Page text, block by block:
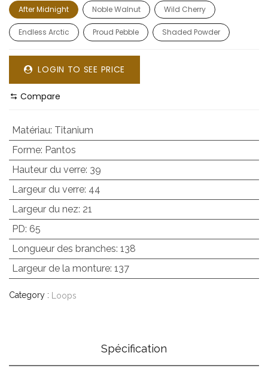
After Midnight Noble Walnut Wild Cherry
Endless Arctic Proud Pebble Shaded Powder
LOGIN TO SEE PRICE
Compare
Matériau: Titanium
Forme: Pantos
Hauteur du verre: 39
Largeur du verre: 44
Largeur du nez: 21
PD: 65
Longueur des branches: 138
Largeur de la monture: 137
Category : Loops
Spécification